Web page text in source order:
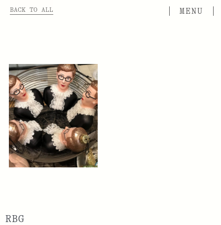
BACK TO ALL
RBG